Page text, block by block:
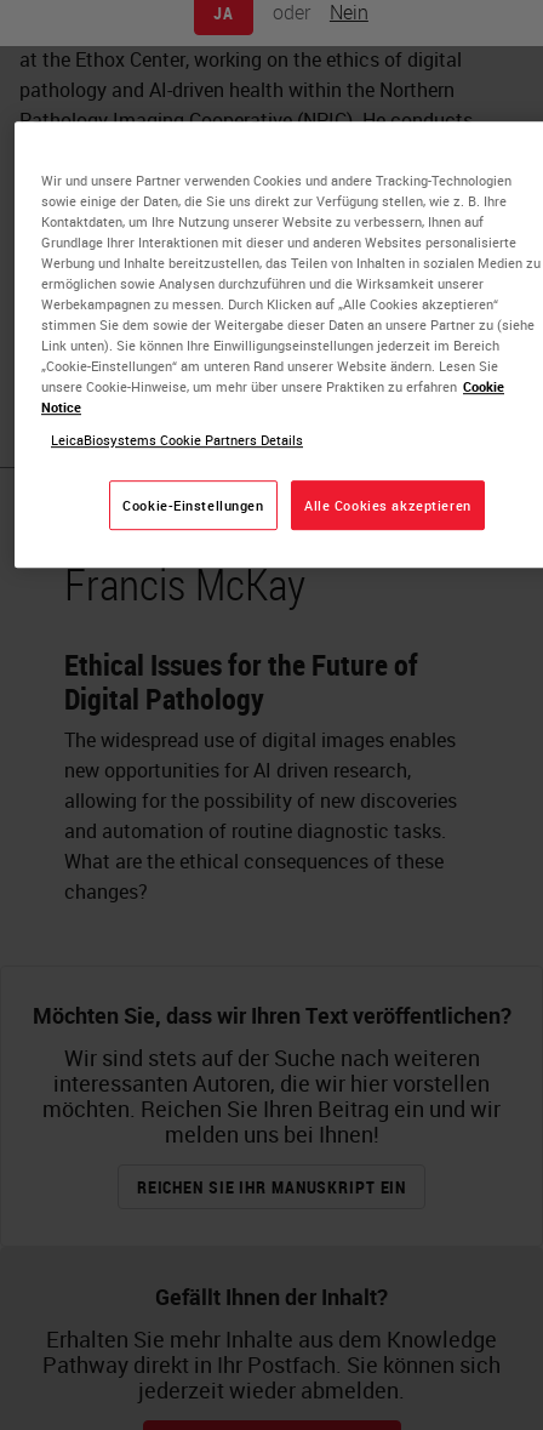
JA oder Nein
Francis Mckay is a medical anthropologist and researcher
at the Ethox Center, working on the ethics of digital
pathology and AI-driven health within the Northern
Pathology Imaging Cooperative (NPIC). He conducts
neighboring regions on the emergent ethical concerns
around the digitalization of health. From 2019 to 2020 he
was a post-doctoral scholar at the Berkeley Center for
New Media and a research fellow for the Berggruen
Institute's "Transformations of the Human" Project. From
2016 to 2019 he was the Earl S Johnson Instructor in
Anthropology for the University of Chicago's Master of
Arts Program in the Social Sciences.
Published Pieces by
Francis McKay
Ethical Issues for the Future of
Digital Pathology
The widespread use of digital images enables
new opportunities for AI driven research,
allowing for the possibility of new discoveries
and automation of routine diagnostic tasks.
What are the ethical consequences of these
changes?
Möchten Sie, dass wir Ihren Text veröffentlichen?
Wir sind stets auf der Suche nach weiteren
interessanten Autoren, die wir hier vorstellen
möchten. Reichen Sie Ihren Beitrag ein und wir
melden uns bei Ihnen!
REICHEN SIE IHR MANUSKRIPT EIN
Gefällt Ihnen der Inhalt?
Erhalten Sie mehr Inhalte aus dem Knowledge
Pathway direkt in Ihr Postfach. Sie können sich
jederzeit wieder abmelden.
Wir und unsere Partner verwenden Cookies und andere Tracking-Technologien
sowie einige der Daten, die Sie uns direkt zur Verfügung stellen, wie z. B. Ihre
Kontaktdaten, um Ihre Nutzung unserer Website zu verbessern, Ihnen auf
Grundlage Ihrer Interaktionen mit dieser und anderen Websites personalisierte
Werbung und Inhalte bereitzustellen, das Teilen von Inhalten in sozialen Medien zu
ermöglichen sowie Analysen durchzuführen und die Wirksamkeit unserer
Werbekampagnen zu messen. Durch Klicken auf „Alle Cookies akzeptieren“
stimmen Sie dem sowie der Weitergabe dieser Daten an unsere Partner zu (siehe
Link unten). Sie können Ihre Einwilligungseinstellungen jederzeit im Bereich
„Cookie-Einstellungen“ am unteren Rand unserer Website ändern. Lesen Sie
unsere Cookie-Hinweise, um mehr über unsere Praktiken zu erfahren Cookie
Notice
LeicaBiosystems Cookie Partners Details
Cookie-Einstellungen Alle Cookies akzeptieren